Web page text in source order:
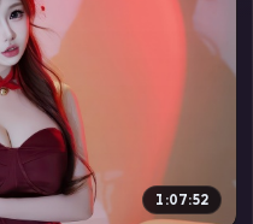
1:07:52